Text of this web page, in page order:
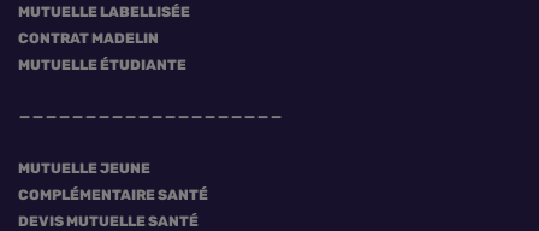
MUTUELLE LABELLISÉE
CONTRAT MADELIN
MUTUELLE ÉTUDIANTE
MUTUELLE JEUNE
COMPLÉMENTAIRE SANTÉ
DEVIS MUTUELLE SANTÉ